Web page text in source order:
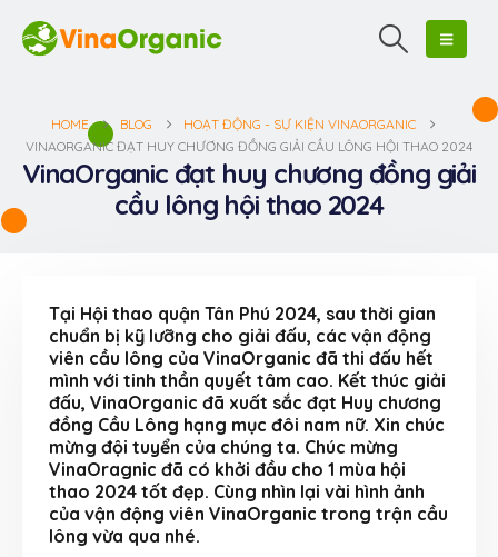
HOME BLOG
HOẠT ĐỘNG - SỰ KIỆN VINAORGANIC
VINAORGANIC ĐẠT HUY CHƯƠNG ĐỒNG GIẢI CẦU LÔNG HỘI THAO 2024
VinaOrganic đạt huy chương đồng giải
cầu lông hội thao 2024
Tại Hội thao quận Tân Phú 2024, sau thời gian
chuẩn bị kỹ lưỡng cho giải đấu, các vận động
viên cầu lông của VinaOrganic đã thi đấu hết
mình với tinh thần quyết tâm cao. Kết thúc giải
đấu, VinaOrganic đã xuất sắc đạt Huy chương
đồng Cầu Lông hạng mục đôi nam nữ. Xin chúc
mừng đội tuyển của chúng ta. Chúc mừng
VinaOragnic đã có khởi đầu cho 1 mùa hội
thao 2024 tốt đẹp. Cùng nhìn lại vài hình ảnh
của vận động viên VinaOrganic trong trận cầu
lông vừa qua nhé.